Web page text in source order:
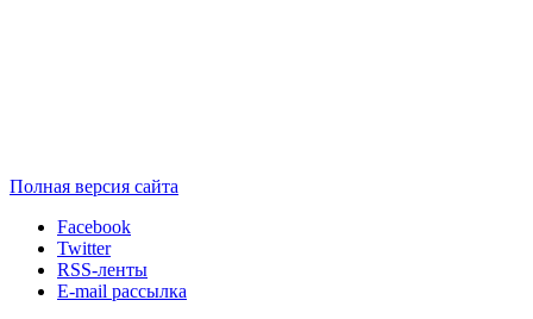
Полная версия сайта
Facebook
Twitter
RSS-ленты
E-mail рассылка